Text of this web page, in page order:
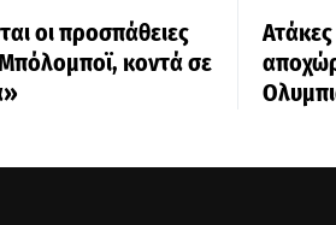
οι προσπάθειες
κοντά σε